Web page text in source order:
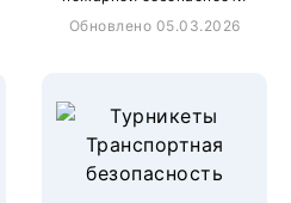
Обновлено 05.03.2026